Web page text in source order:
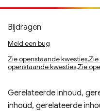
Bijdragen
Meld een bug
Zie openstaande
openstaande kwesties,Zie
Gerelateerde inhoud,
inhoud, gerelateerde